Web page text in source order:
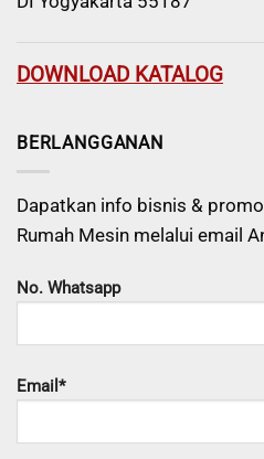
DOWNLOAD KATALOG
BERLANGGANAN
Dapatkan info bisnis &
Rumah Mesin melalui email
No. Whatsapp
Email*